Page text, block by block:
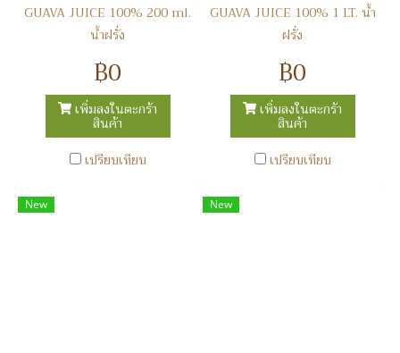
GUAVA JUICE 100% 200 ml.
น้ำฝรั่ง
฿0
เพิ่มลงในตะกร้า
สินค้า
เปรียบเทียบ
GUAVA JUICE 100% 1 LT. น้ำ
ฝรั่ง
฿0
เพิ่มลงในตะกร้า
สินค้า
เปรียบเทียบ
New New